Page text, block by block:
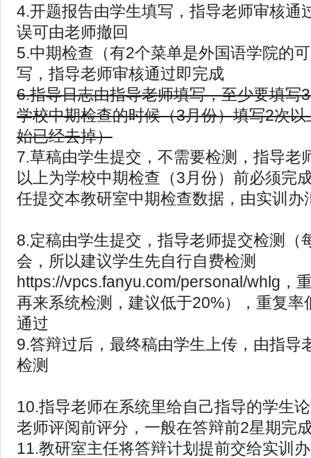
4.开题报告由学生填写，指导老师审核通
误可由老师撤回
5.中期检查（有2个菜单是外国语学院的
写，指导老师审核通过即完成
6.指导日志由指导老师填写，至少要填写
学校中期检查的时候（3月份）填写2次
始已经去掉）
7.草稿由学生提交，不需要检测，指导老
以上为学校中期检查（3月份）前必须完
任提交本教研室中期检查数据，由实训办
8.定稿由学生提交，指导老师提交检测（
会，所以建议学生先自行自费检测
https://vpcs.fanyu.com/personal/whlg，
再来系统检测，建议低于20%），重复率
通过
9.答辩过后，最终稿由学生上传，由指导
检测
10.指导老师在系统里给自己指导的学生
老师评阅前评分，一般在答辩前2星期完
11.教研室主任将答辩计划提前交给实训